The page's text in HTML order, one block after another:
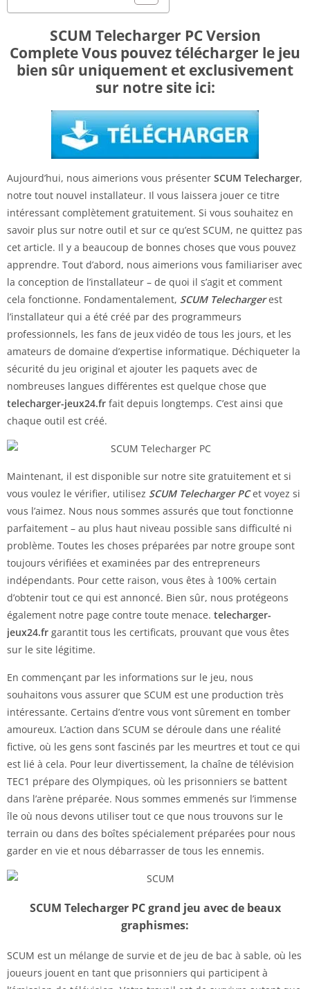
SCUM Telecharger PC Version
Complete Vous pouvez télécharger le jeu
bien sûr uniquement et exclusivement
sur notre site ici:
Aujourd’hui, nous aimerions vous présenter SCUM Telecharger,
notre tout nouvel installateur. Il vous laissera jouer ce titre
intéressant complètement gratuitement. Si vous souhaitez en
savoir plus sur notre outil et sur ce qu’est SCUM, ne quittez pas
cet article. Il y a beaucoup de bonnes choses que vous pouvez
apprendre. Tout d’abord, nous aimerions vous familiariser avec
la conception de l’installateur – de quoi il s’agit et comment
cela fonctionne. Fondamentalement, SCUM Telechargerest
l’installateur qui a été créé par des programmeurs
professionnels, les fans de jeux vidéo de tous les jours, et les
amateurs de domaine d’expertise informatique. Déchiqueter la
sécurité du jeu original et ajouter les paquets avec de
nombreuses langues différentes est quelque chose que
telecharger-jeux24.fr fait depuis longtemps. C’est ainsi que
chaque outil est créé.
Maintenant, il est disponible sur notre site gratuitement et si
vous voulez le vérifier, utilisez SCUM Telecharger PCet voyez si
vous l’aimez. Nous nous sommes assurés que tout fonctionne
parfaitement – au plus haut niveau possible sans difficulté ni
problème. Toutes les choses préparées par notre groupe sont
toujours vérifiées et examinées par des entrepreneurs
indépendants. Pour cette raison, vous êtes à 100% certain
d’obtenir tout ce qui est annoncé. Bien sûr, nous protégeons
également notre page contre toute menace. telecharger-
jeux24.fr garantit tous les certificats, prouvant que vous êtes
sur le site légitime.
En commençant par les informations sur le jeu, nous
souhaitons vous assurer que SCUM est une production très
intéressante. Certains d’entre vous vont sûrement en tomber
amoureux. L’action dans SCUM se déroule dans une réalité
fictive, où les gens sont fascinés par les meurtres et tout ce qui
est lié à cela. Pour leur divertissement, la chaîne de télévision
TEC1 prépare des Olympiques, où les prisonniers se battent
dans l’arène préparée. Nous sommes emmenés sur l’immense
île où nous devons utiliser tout ce que nous trouvons sur le
terrain ou dans des boîtes spécialement préparées pour nous
garder en vie et nous débarrasser de tous les ennemis.
SCUM Telecharger PC grand jeu avec de beaux
graphismes:
SCUM est un mélange de survie et de jeu de bac à sable, où les
joueurs jouent en tant que prisonniers qui participent à